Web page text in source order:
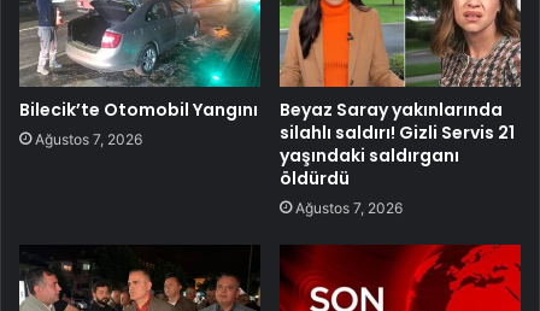
Bilecik’te Otomobil Yangını
Ağustos 7, 2026
Beyaz Saray yakınlarında
silahlı saldırı! Gizli Servis 21
yaşındaki saldırganı
öldürdü
Ağustos 7, 2026